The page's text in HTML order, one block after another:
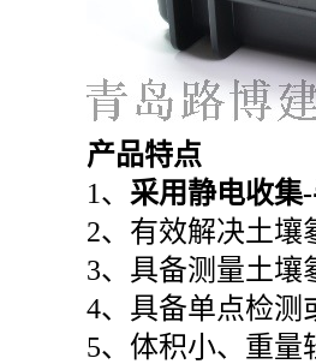
产品特点
1、 采用静电收集
2、有效解决土壤
3、具备测量土壤
4、具备单点检测
5、体积小、重量